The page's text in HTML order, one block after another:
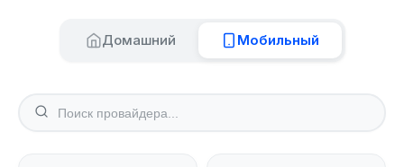
Домашний Мобильный